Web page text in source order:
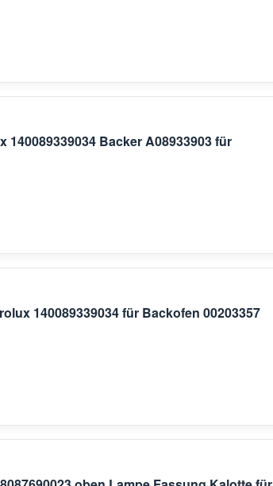
140089339034 Backer A08933903 für
140089339034 für Backofen 00203357